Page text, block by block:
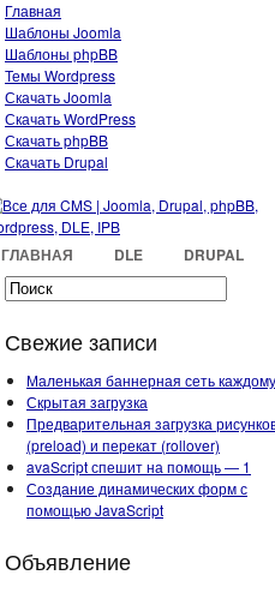
Главная
Шаблоны Joomla
Шаблоны phpBB
Темы Wordpress
Скачать Joomla
Скачать WordPress
Скачать phpBB
Скачать Drupal
ГЛАВНАЯ DLE DRUPAL
Свежие записи
Маленькая баннерная сеть
Скрытая загрузка
Предварительная загрузка
(preload) и перекат (rollover)
avaScript спешит на помощь — 1
Создание динамических форм с
помощью JavaScript
Объявление